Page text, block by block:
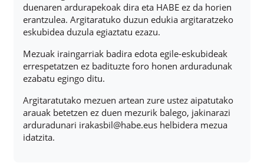
duenaren ardurapekoak dira eta HABE ez da horien
erantzulea. Argitaratuko duzun edukia argitaratzeko
eskubidea duzula egiaztatu ezazu.
Mezuak iraingarriak badira edota egile-eskubideak
errespetatzen ez badituzte foro honen arduradunak
ezabatu egingo ditu.
Argitaratutako mezuen artean zure ustez aipatutako
arauak betetzen ez duen mezurik balego, jakinarazi
arduradunari irakasbil@habe.eus helbidera mezua
idatzita.